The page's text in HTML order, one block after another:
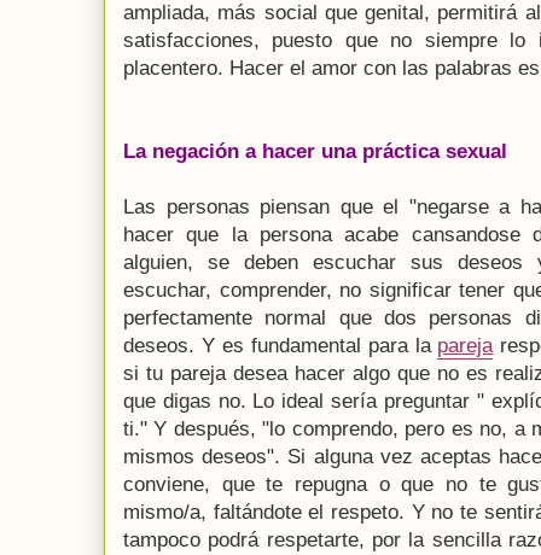
ampliada, más social que genital, permitirá
satisfacciones, puesto que no siempre
placentero. Hacer el amor con las palabras
La negación a hacer una práctica sexual
Las personas piensan que el "negarse a
hacer que la persona acabe cansandose
alguien, se deben escuchar sus deseos
escuchar, comprender, no significar tener
perfectamente normal que dos personas
deseos. Y es fundamental para la pareja
si tu pareja desea hacer algo que no es
que digas no. Lo ideal sería preguntar "
ti." Y después, "lo comprendo, pero es no, a
mismos deseos". Si alguna vez aceptas
conviene, que te repugna o que no te
mismo/a, faltándote el respeto. Y no te
tampoco podrá respetarte, por la sencilla